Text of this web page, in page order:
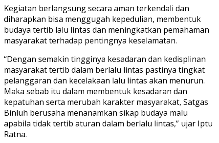
Kegiatan berlangsung secara aman terkendali dan
diharapkan bisa menggugah kepedulian, membentuk
budaya tertib lalu lintas dan meningkatkan pemahaman
masyarakat terhadap pentingnya keselamatan.
“Dengan semakin tingginya kesadaran dan kedisplinan
masyarakat tertib dalam berlalu lintas pastinya tingkat
pelanggaran dan kecelakaan lalu lintas akan menurun.
Maka sebab itu dalam membentuk kesadaran dan
kepatuhan serta merubah karakter masyarakat, Satgas
Binluh berusaha menanamkan sikap budaya malu
apabila tidak tertib aturan dalam berlalu lintas,” ujar Iptu
Ratna.